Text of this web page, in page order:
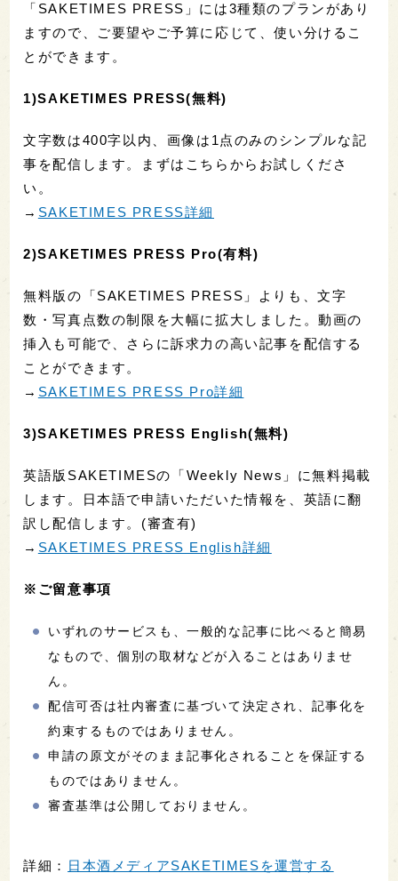
「SAKETIMES PRESS」には3種類のプランがあり
ますので、ご要望やご予算に応じて、使い分けるこ
とができます。
1)SAKETIMES PRESS(無料)
文字数は400字以内、画像は1点のみのシンプルな記
事を配信します。まずはこちらからお試しくださ
い。
→ SAKETIMES PRESS詳細
2)SAKETIMES PRESS Pro(有料)
無料版の「SAKETIMES PRESS」よりも、文字
数・写真点数の制限を大幅に拡大しました。動画の
挿入も可能で、さらに訴求力の高い記事を配信する
ことができます。
→ SAKETIMES PRESS Pro詳細
3)SAKETIMES PRESS English(無料)
英語版SAKETIMESの「Weekly News」に無料掲載
します。日本語で申請いただいた情報を、英語に翻
訳し配信します。(審査有)
→ SAKETIMES PRESS English詳細
※ご留意事項
いずれのサービスも、一般的な記事に比べると簡易
なもので、個別の取材などが入ることはありませ
ん。
配信可否は社内審査に基づいて決定され、記事化を
約束するものではありません。
申請の原文がそのまま記事化されることを保証する
ものではありません。
審査基準は公開しておりません。
詳細：
日本酒メディアSAKETIMESを運営する